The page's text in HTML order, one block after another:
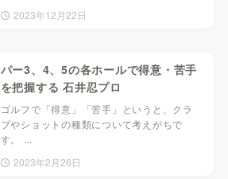
2023年12月22日
パー3、4、5の各ホールで得意・苦手
を把握する 石井忍プロ
ゴルフで「得意」「苦手」というと、クラ
ブやショットの種類について考えがちで
す。 ...
2023年2月26日